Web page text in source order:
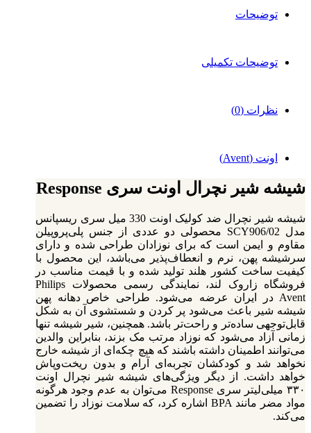
توضیحات
توضیحات تکمیلی
نظرات (0)
اونت (Avent)
شیشه شیر نچرال اونت سری Response
شیشه شیر نچرال ضد کولیک اونت 330 میل سری ریسپانس
مدل SCY906/02 محصولی دو عددی از جنس پلی‌پروپیلن
مقاوم و ایمن است که برای نوزادان طراحی شده و دارای
سرشیشه پهن، نرم و انعطاف‌پذیر می‌باشد، این محصول با
کیفیت ساخت کشور هلند تولید شده و با قیمت مناسب در
فروشگاه زاروک لند، نمایندگی رسمی محصولات Philips
Avent در ایران عرضه می‌شود. طراحی خاص دهانه پهن
شیشه شیر باعث می‌شود پر کردن و شستشوی آن به شکل
قابل‌توجهی ساده‌تر و راحت‌تر باشد. همچنین، شیر شیشه تنها
زمانی آزاد می‌شود که نوزاد مرتب مک بزند، بنابراین والدین
می‌توانند اطمینان داشته باشند که هیچ چکه‌ای از شیشه خارج
نخواهد شد و کودکشان تجربه‌ای آرام و بدون ریخت‌وپاش
خواهد داشت. از دیگر ویژگی‌های شیشه شیر نچرال اونت
۳۳۰ میلی‌لیتر سری Response می‌توان به عدم وجود هرگونه
مواد مضر مانند BPA اشاره کرد، که سلامت نوزاد را تضمین
می‌کند.